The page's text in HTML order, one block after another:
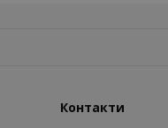
Контакти